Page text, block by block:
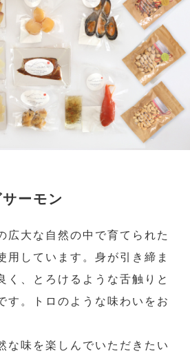
ーモン
広大な自然の中で育てられた
用しています。身が引き締ま
く、とろけるような舌触りと
す。トロのような味わいをお
な味を楽しんでいただきたい